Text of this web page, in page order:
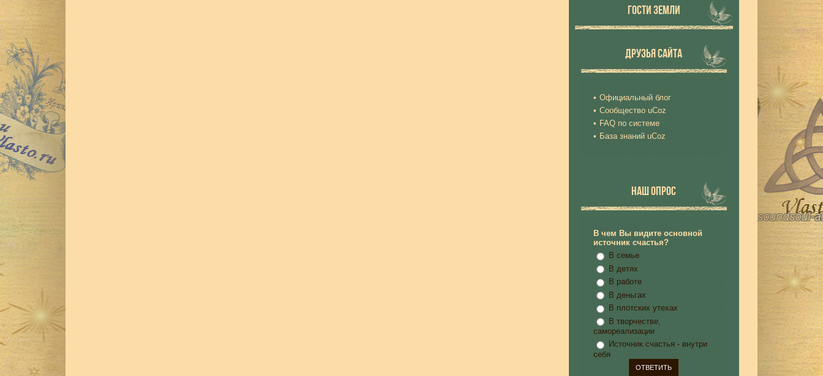
ГОСТИ ЗЕМЛИ
ДРУЗЬЯ САЙТА
Официальный блог
Сообщество uCoz
FAQ по системе
База знаний uCoz
НАШ ОПРОС
В чем Вы видите основной
источник счастья?
В семье
В детях
В работе
В деньгах
В плотских утехах
В творчестве,
самореализации
Источник счастья - внутри
себя